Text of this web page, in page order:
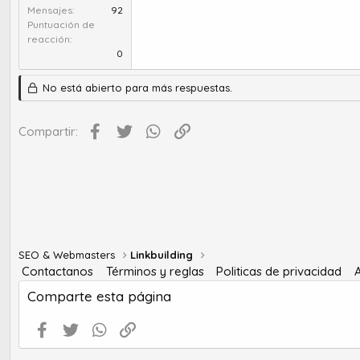
Mensajes
92
Puntuación de
reacción
0
No está abierto para más respuestas.
Compartir: Facebook
Twitter WhatsApp
SEO & Webmasters Linkbuilding
Contactanos Términos y reglas Politicas de privacidad
Comparte esta página
Facebook
Twitter WhatsApp